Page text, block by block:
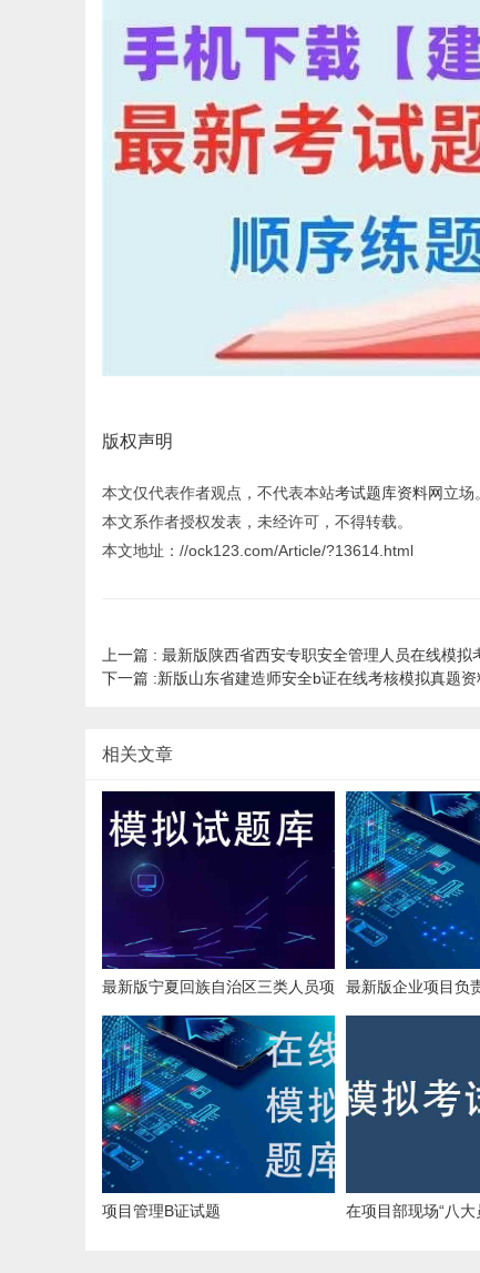
版权声明
本文仅代表作者观点，不代表本站考试题库资料网立场。
本文系作者授权发表，未经许可，不得转载。
本文地址：//ock123.com/Article/?13614.html
上一篇 : 最新版陕西省西安专职安全管理人员在线模拟
下一篇 :新版山东省建造师安全b证在线考核模拟真题资
相关文章
最新版宁夏回族自治区三类人员项
目负责人在线测试模拟练习题绝密
资料
最新版企业项目负
项目管理B证试题
在项目部现场“八